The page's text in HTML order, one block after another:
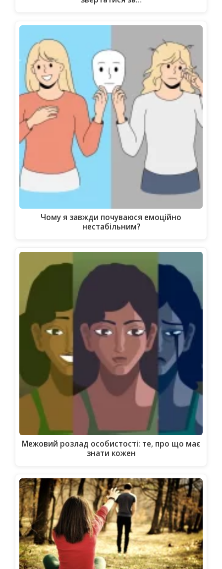
Чому я завжди почуваюся емоційно
нестабільним?
Межовий розлад особистості: те, про що має
знати кожен